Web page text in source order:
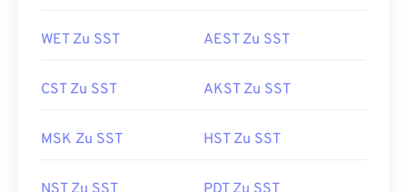
WET Zu SST AEST Zu SST
CST Zu SST AKST Zu SST
MSK Zu SST HST Zu SST